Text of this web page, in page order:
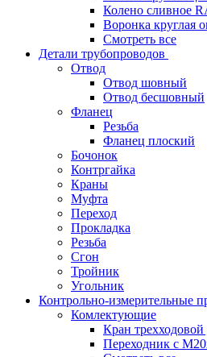
Колено сливное
Воронка круглая
Смотреть все
Детали трубопроводов
Отвод
Отвод шовный
Отвод бесшовный
Фланец
Резьба
Фланец плоский
Бочонок
Контргайка
Краны
Муфта
Переход
Прокладка
Резьба
Сгон
Тройник
Угольник
Контрольно-измерительные
Комлектующие
Кран трехходовой
Переходник с